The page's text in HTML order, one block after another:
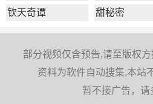
钦天奇谭
甜秘密
部分视频仅含预告,请至版权
资料为软件自动搜集,本站
暂不接广告，请